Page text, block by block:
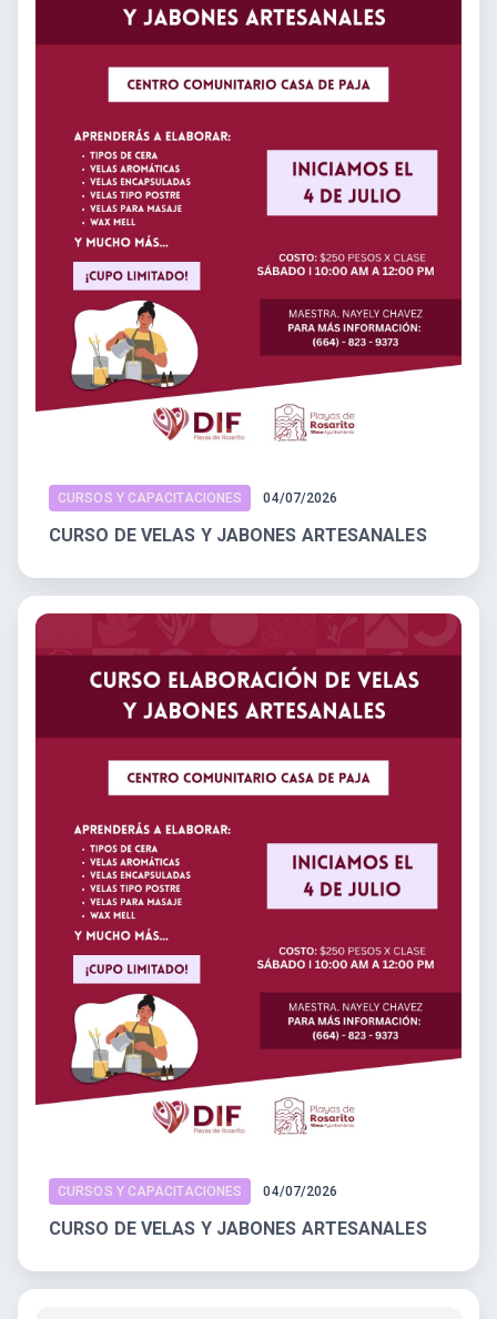
CURSOS Y CAPACITACIONES 04/07/2026
CURSO DE VELAS Y JABONES ARTESANALES
CURSOS Y CAPACITACIONES 04/07/2026
CURSO DE VELAS Y JABONES ARTESANALES